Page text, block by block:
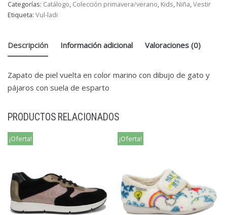
Categorías: Catálogo, Colección primavera/verano, Kids, Niña,Vestir
Etiqueta: Vul-ladi
Descripción Información adicional Valoraciones (0)
Zapato de piel vuelta en color marino con dibujo de gato y
pájaros con suela de esparto
PRODUCTOS RELACIONADOS
¡Oferta! ¡Oferta!